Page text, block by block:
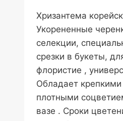
Хризантема
Укорененные
селекции,
срезки в букеты,
флористие ,
Обладает
плотными
вазе . Сроки